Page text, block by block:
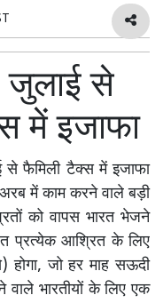
जुलाई से
में इजाफा
फैमिली टैक्स में इजाफा
में काम करने वाले बड़ी
को वापस भारत भेजने
प्रत्येक आश्रित के लिए
जो हर माह सऊदी
वाले भारतीयों के लिए एक